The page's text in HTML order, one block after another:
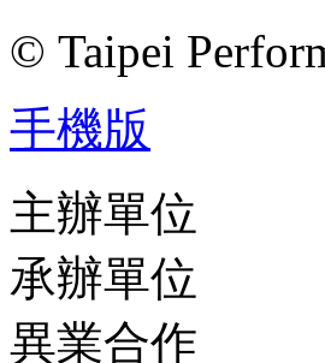
© Taipei
手機版
主辦單位
承辦單位
異業合作